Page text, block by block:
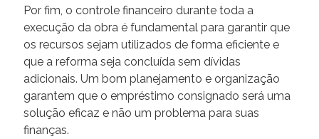
Por fim, o controle financeiro durante toda a
execução da obra é fundamental para garantir que
os recursos sejam utilizados de forma eficiente e
que a reforma seja concluída sem dívidas
adicionais. Um bom planejamento e organização
garantem que o empréstimo consignado será uma
solução eficaz e não um problema para suas
finanças.